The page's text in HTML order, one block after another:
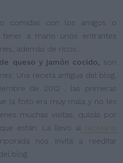
comidas con los amigos o
tener a mano unos entrantes
además de ricos...
queso y jamón cocido, son
Una receta antigua del blog,
de 2012 , las primeras
la foto era muy mala y no les
muchas visitas, quizás por
están. La llevo alrecetario
nos invita a reeditar
blog.